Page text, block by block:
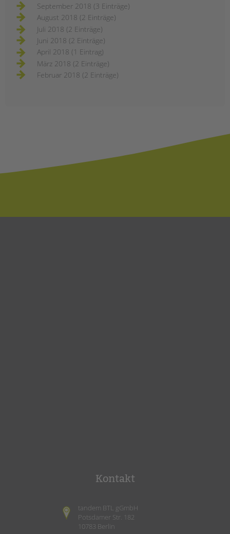
September 2018 (3 Einträge)
August 2018 (2 Einträge)
Juli 2018 (2 Einträge)
Juni 2018 (2 Einträge)
April 2018 (1 Eintrag)
März 2018 (2 Einträge)
Februar 2018 (2 Einträge)
Kontakt
tandem BTL gGmbH
Potsdamer Str. 182
10783 Berlin